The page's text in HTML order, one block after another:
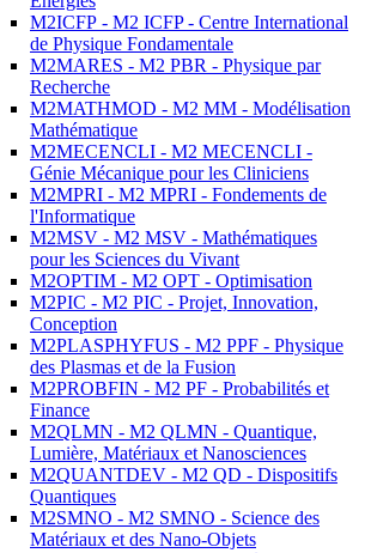
M2ICFP - M2 ICFP - Centre International
de Physique Fondamentale
M2MARES - M2 PBR - Physique par
Recherche
M2MATHMOD - M2 MM - Modélisation
Mathématique
M2MECENCLI - M2 MECENCLI -
Génie Mécanique pour les Cliniciens
M2MPRI - M2 MPRI - Fondements de
l'Informatique
M2MSV - M2 MSV - Mathématiques
pour les Sciences du Vivant
M2OPTIM - M2 OPT - Optimisation
M2PIC - M2 PIC - Projet, Innovation,
Conception
M2PLASPHYFUS - M2 PPF - Physique
des Plasmas et de la Fusion
M2PROBFIN - M2 PF - Probabilités et
Finance
M2QLMN - M2 QLMN - Quantique,
Lumière, Matériaux et Nanosciences
M2QUANTDEV - M2 QD - Dispositifs
Quantiques
M2SMNO - M2 SMNO - Science des
Matériaux et des Nano-Objets